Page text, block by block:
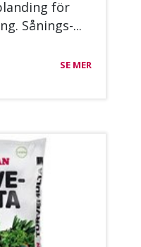
för
Så­nings-...
SE MER